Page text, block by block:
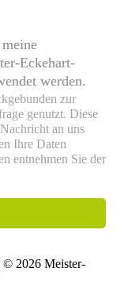
Eckehart-
werden.
zur
genutzt. Diese
an uns
Ihre Daten
entnehmen Sie der
© 2026 Meister-